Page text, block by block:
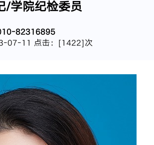
/学院纪检委员
82316895
07-11 点击：[1422]次